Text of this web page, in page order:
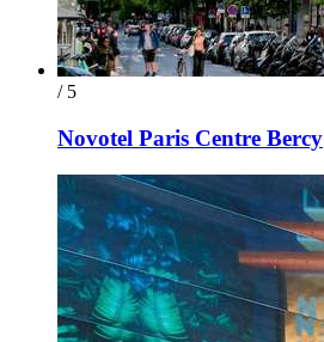
/ 5
Novotel Paris Centre Bercy